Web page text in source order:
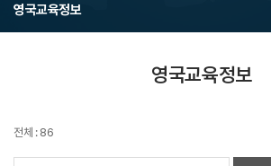
영국교육정보
영국교육정보
전체 : 86